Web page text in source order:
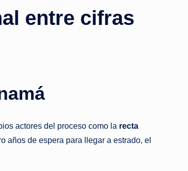
entre cifras
actores del proceso como la recta
años de espera para llegar a estrado, el